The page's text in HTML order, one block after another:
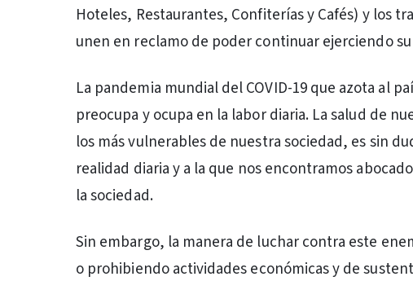
Hoteles, Restaurantes, Confiterías y Cafés) y los
unen en reclamo de poder continuar ejerciendo
La pandemia mundial del COVID-19 que azota al
preocupa y ocupa en la labor diaria. La salud de
los más vulnerables de nuestra sociedad, es sin
realidad diaria y a la que nos encontramos
la sociedad.
Sin embargo, la manera de luchar contra este
o prohibiendo actividades económicas y de